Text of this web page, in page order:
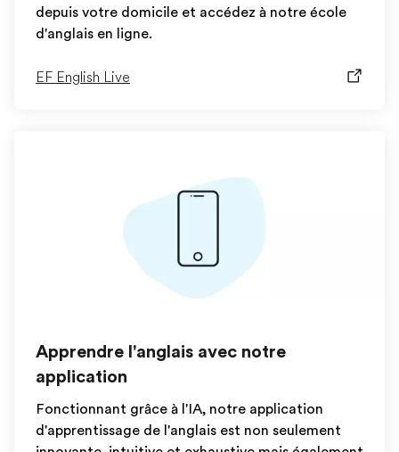
depuis votre domicile et accédez à notre école
d'anglais en ligne.
EF English Live
Apprendre l'anglais avec notre
application
Fonctionnant grâce à l'IA, notre application
d'apprentissage de l'anglais est non seulement